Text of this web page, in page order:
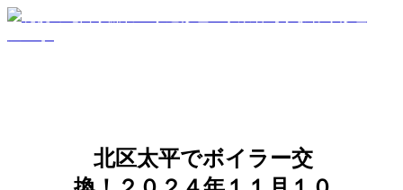
北区太平でボイラー交